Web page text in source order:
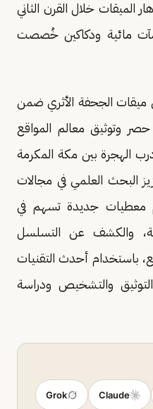
الميقات خلال القرن الثاني
مائية ودكاكين خُصصت
ميقات الجحفة الأثري ضمن
حصر وتوثيق معالم المواقع
درب الهجرة بين مكة المكرمة
البحث العلمي في مجالات
معطيات جديدة تسهم في
والكشف عن التسلسل
باستخدام أحدث التقنيات
والتشخيص ودراسة
Claude
Grok